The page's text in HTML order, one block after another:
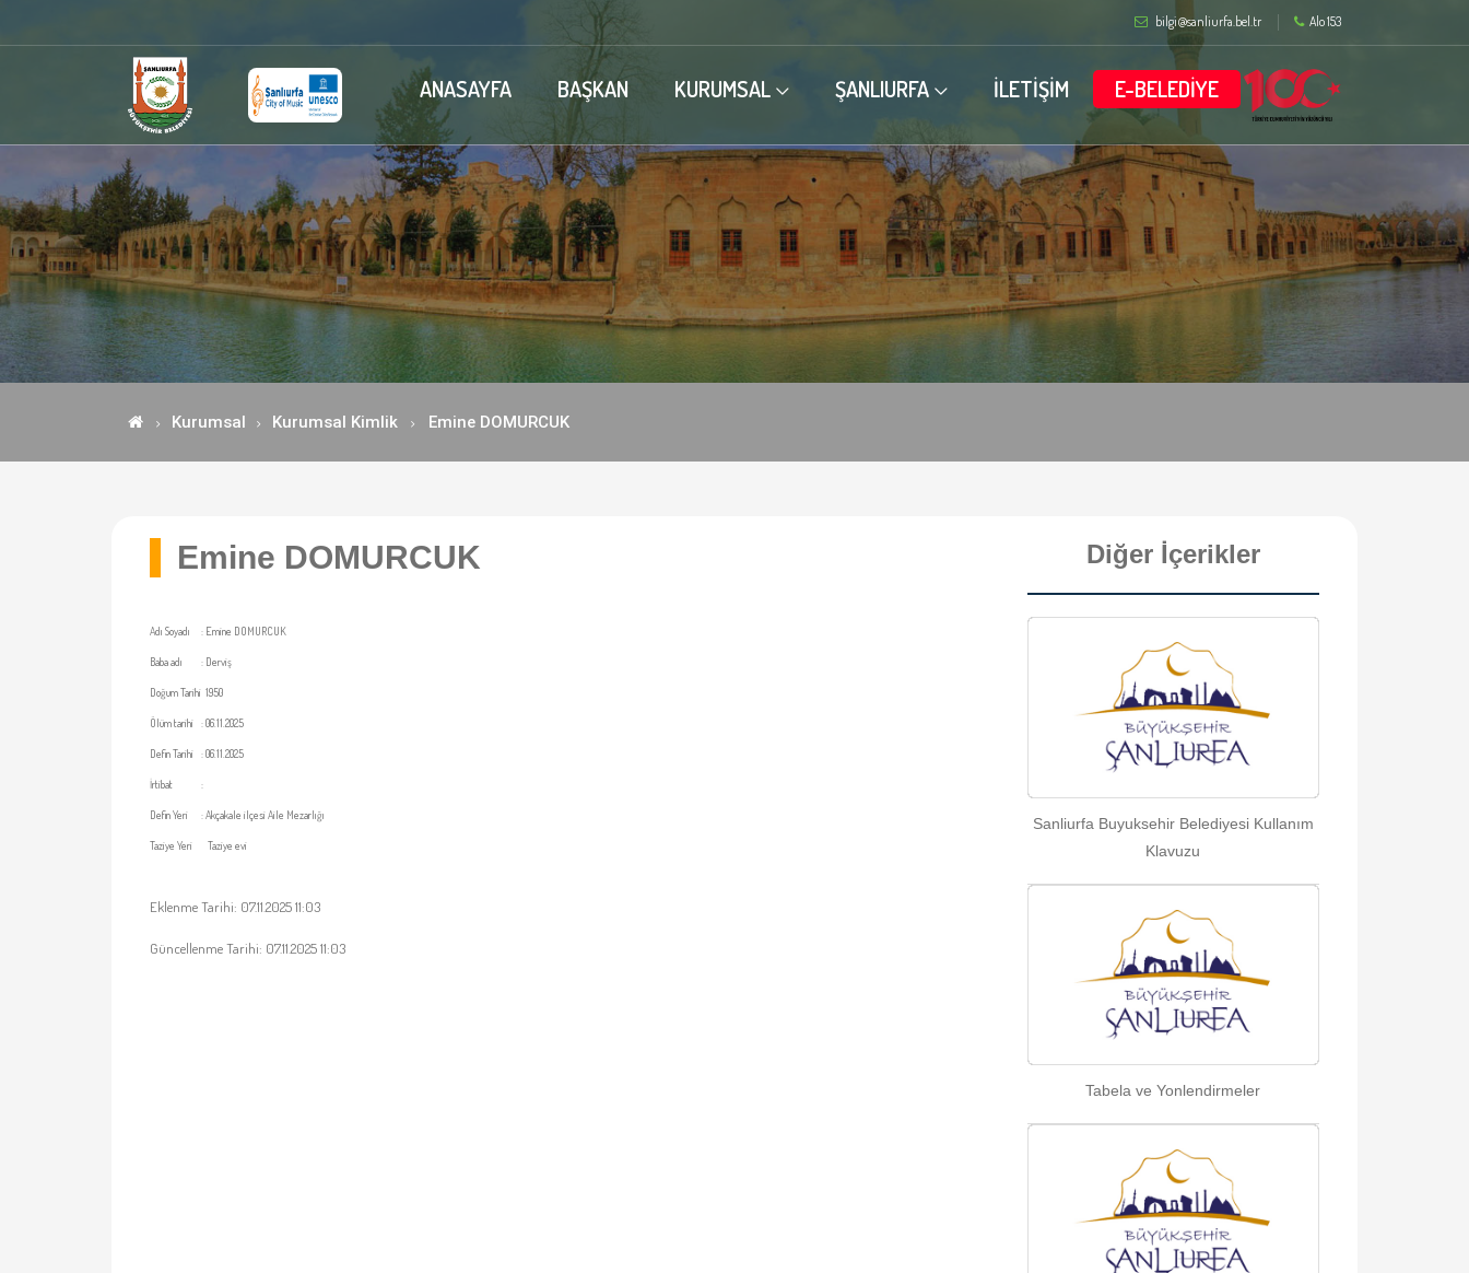
bilgi@sanliurfa.bel.tr Alo 153
ANASAYFA BAŞKAN KURUMSAL ŞANLIURFA İLETİŞİM E-BELEDİYE
Kurumsal Kurumsal Kimlik Emine DOMURCUK
Emine DOMURCUK
Adı Soyadı : Emine DOMURCUK
Baba adı : Derviş
Doğum Tarihi 1950
Ölüm tarihi :06.11.2025
Defin Tarihi :06.11.2025
İrtibat :
Defin Yeri :Akçakale ilçesi Aile Mezarlığı
Taziye Yeri Taziye evi
Eklenme Tarihi: 07.11.2025 11:03
Güncellenme Tarihi: 07.11.2025 11:03
Diğer İçerikler
Sanliurfa Buyuksehir Belediyesi Kullanım
Klavuzu
Tabela ve Yonlendirmeler